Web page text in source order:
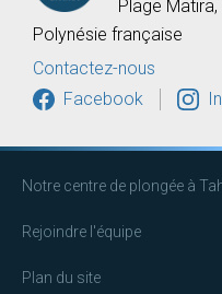
Plage
Polynésie française
Contactez-nous
Facebook
Notre centre de plongée à
Rejoindre l'équipe
Plan du site